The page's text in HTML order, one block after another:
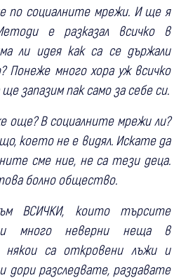
по социалните мрежи. И ще я
е разказал всичко в
ли идея как са се държали
Понеже много хора уж всичко
запазим пак само за себе си.
още? В социалните мрежи ли?
което не е видял. Искате да
сме ние, не са тези деца.
болно общество.
ВСИЧКИ, които търсите
много неверни неща в
някои са откровени лъжи и
дори разследвате, раздавате